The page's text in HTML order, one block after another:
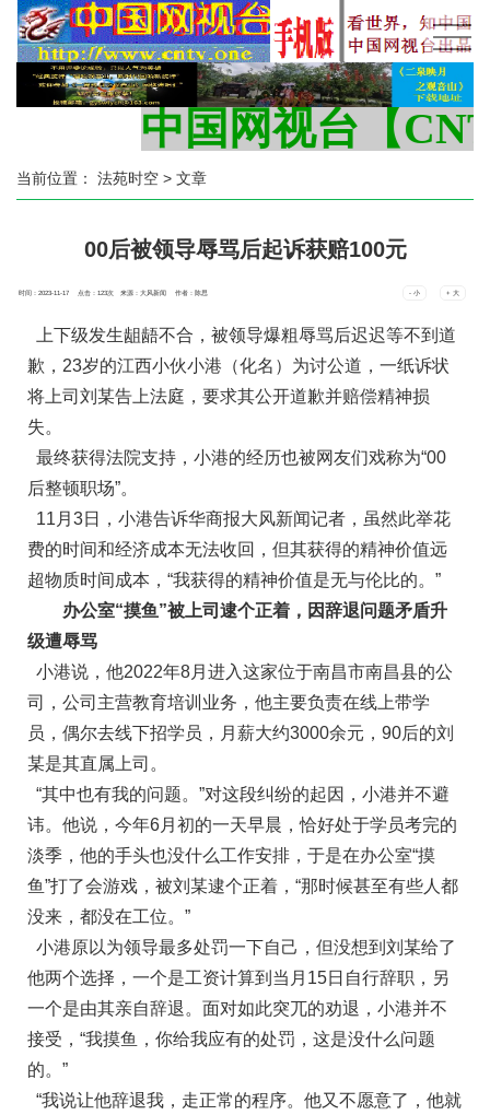
中国网视台【
当前位置： 法苑时空 > 文章
00后被领导辱骂后起诉获赔100元
时间：2023-11-17 点击：123次来源：大风新闻 作者：陈思 - 小 + 大
上下级发生龃龉不合，被领导爆粗辱骂后迟迟等不到道
歉，23岁的江西小伙小港（化名）为讨公道，一纸诉状
将上司刘某告上法庭，要求其公开道歉并赔偿精神损
失。
最终获得法院支持，小港的经历也被网友们戏称为“00
后整顿职场”。
11月3日，小港告诉华商报大风新闻记者，虽然此举花
费的时间和经济成本无法收回，但其获得的精神价值远
超物质时间成本，“我获得的精神价值是无与伦比的。”
办公室“摸鱼”被上司逮个正着，因辞退问题矛盾升
级遭辱骂
小港说，他2022年8月进入这家位于南昌市南昌县的公
司，公司主营教育培训业务，他主要负责在线上带学
员，偶尔去线下招学员，月薪大约3000余元，90后的刘
某是其直属上司。
“其中也有我的问题。”对这段纠纷的起因，小港并不避
讳。他说，今年6月初的一天早晨，恰好处于学员考完的
淡季，他的手头也没什么工作安排，于是在办公室“摸
鱼”打了会游戏，被刘某逮个正着，“那时候甚至有些人都
没来，都没在工位。”
小港原以为领导最多处罚一下自己，但没想到刘某给了
他两个选择，一个是工资计算到当月15日自行辞职，另
一个是由其亲自辞退。面对如此突兀的劝退，小港并不
接受，“我摸鱼，你给我应有的处罚，这是没什么问题
的。”
“我说让他辞退我，走正常的程序。他又不愿意了，他就